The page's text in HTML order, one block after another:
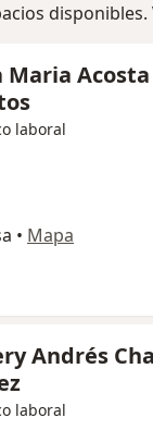
Maria Acosta
laboral
• Mapa
Andrés
laboral